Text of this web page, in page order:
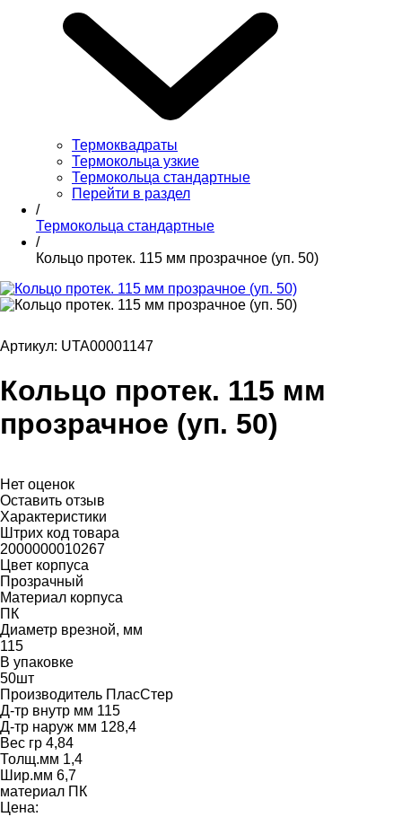
Термоквадраты
Термокольца узкие
Термокольца стандартные
Перейти в раздел
/
Термокольца стандартные
/
Кольцо протек. 115 мм прозрачное (уп. 50)
Артикул: UTA00001147
Кольцо протек. 115 мм
прозрачное (уп. 50)
Нет оценок
Оставить отзыв
Характеристики
Штрих код товара
2000000010267
Цвет корпуса
Прозрачный
Материал корпуса
ПК
Диаметр врезной, мм
115
В упаковке
50шт
Производитель ПласСтер
Д-тр внутр мм 115
Д-тр наруж мм 128,4
Вес гр 4,84
Толщ.мм 1,4
Шир.мм 6,7
материал ПК
Цена: